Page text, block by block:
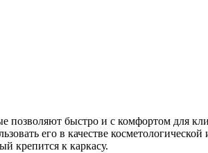
позволяют быстро и с комфортом для
его в качестве
крепится к каркасу.